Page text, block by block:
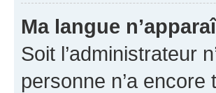
Ma langue
Soit l’administrateur
personne n’a